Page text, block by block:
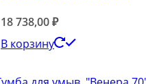
18 738,00₽
В корзину